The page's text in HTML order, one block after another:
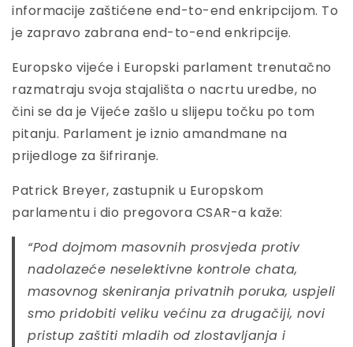
informacije zaštićene end-to-end enkripcijom. To
je zapravo zabrana end-to-end enkripcije.
Europsko vijeće i Europski parlament trenutačno
razmatraju svoja stajališta o nacrtu uredbe, no
čini se da je Vijeće zašlo u slijepu točku po tom
pitanju. Parlament je iznio amandmane na
prijedloge za šifriranje.
Patrick Breyer, zastupnik u Europskom
parlamentu i dio pregovora CSAR-a kaže:
“Pod dojmom masovnih prosvjeda protiv
nadolazeće neselektivne kontrole chata,
masovnog skeniranja privatnih poruka, uspjeli
smo pridobiti veliku većinu za drugačiji, novi
pristup zaštiti mladih od zlostavljanja i